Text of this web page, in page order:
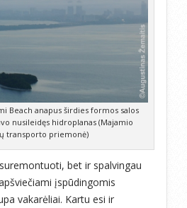
Beach anapus širdies formos salos
nusileidęs hidroplanas (Majamio
transporto priemonė)
bet ir spalvingau
įspūdingomis
vakarėliai. Kartu esi ir